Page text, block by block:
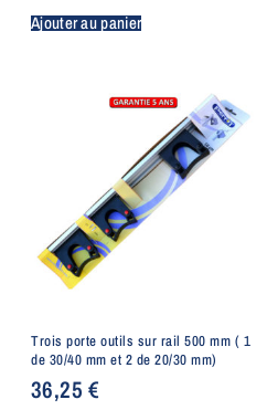
Ajouter au panier
Trois porte outils sur rail 500 mm ( 1
de 30/40 mm et 2 de 20/30 mm)
36,25€